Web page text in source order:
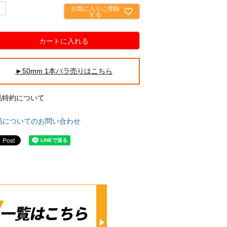
お気に入りに登録
する
カートに入れる
►50mm 1本バラ売りはこちら
特約について
についてのお問い合わせ